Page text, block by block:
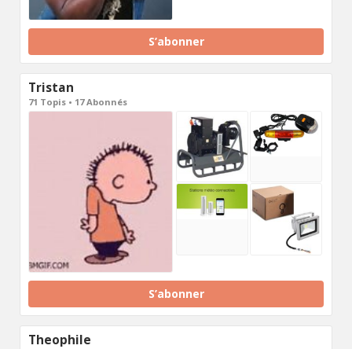
S’abonner
Tristan
71 Topis • 17 Abonnés
S’abonner
Theophile